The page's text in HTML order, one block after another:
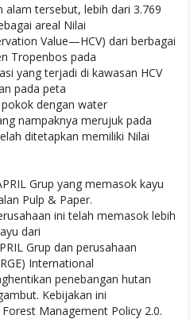
tersebut, lebih dari 3.769
areal Nilai
Value—HCV) dari berbagai
Tropenbos pada
yang terjadi di kawasan HCV
pada peta
dengan water
nampaknya merujuk pada
ditetapkan memiliki Nilai
Grup yang memasok kayu
Pulp & Paper.
ini telah memasok lebih
dari
Grup dan perusahaan
International
penebangan hutan
Kebijakan ini
Management Policy 2.0.